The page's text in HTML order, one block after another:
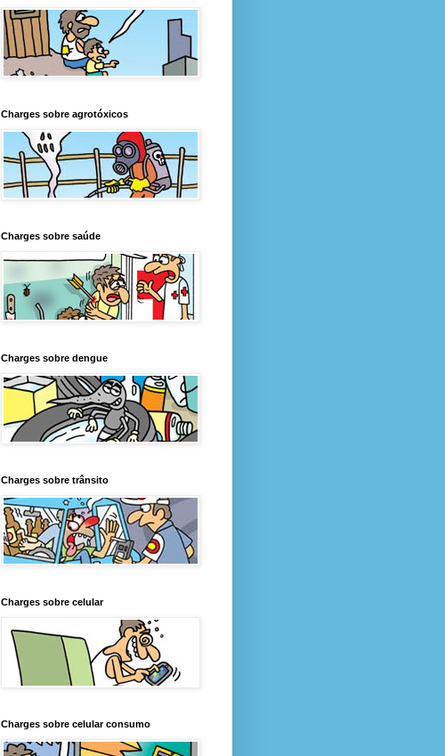
Charges sobre agrotóxicos
Charges sobre saúde
Charges sobre dengue
Charges sobre trânsito
Charges sobre celular
Charges sobre celular consumo